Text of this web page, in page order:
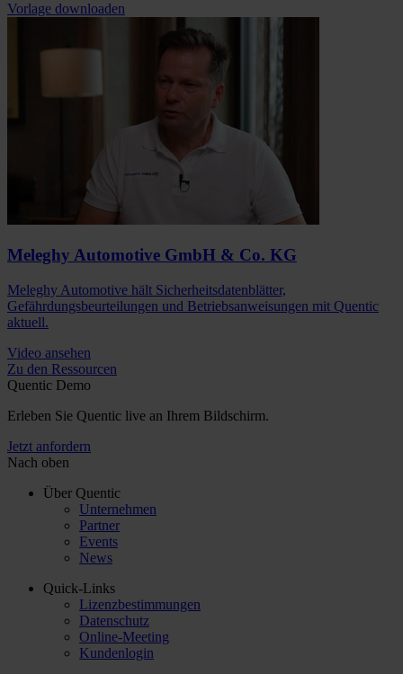
Vorlage downloaden
Meleghy Automotive GmbH & Co. KG
Meleghy Automotive hält Sicherheitsdatenblätter,
Gefährdungsbeurteilungen und Betriebsanweisungen mit Quentic
aktuell.
Video ansehen
Zu den Ressourcen
Quentic Demo
Erleben Sie Quentic live an Ihrem Bildschirm.
Jetzt anfordern
Nach oben
Über Quentic
Unternehmen
Partner
Events
News
Quick-Links
Lizenzbestimmungen
Datenschutz
Online-Meeting
Kundenlogin